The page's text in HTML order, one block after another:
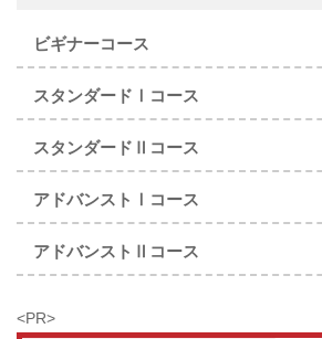
ビギナーコース
スタンダードⅠコース
スタンダードⅡコース
アドバンストⅠコース
アドバンストⅡコース
<PR>